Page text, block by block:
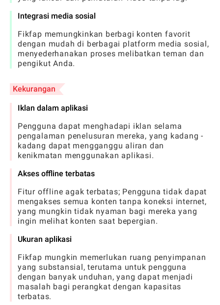
Integrasi media sosial
Fikfap memungkinkan berbagi konten favorit
dengan mudah di berbagai platform media sosial,
menyederhanakan proses melibatkan teman dan
pengikut Anda.
Kekurangan
Iklan dalam aplikasi
Pengguna dapat menghadapi iklan selama
pengalaman penelusuran mereka, yang kadang -
kadang dapat mengganggu aliran dan
kenikmatan menggunakan aplikasi.
Akses offline terbatas
Fitur offline agak terbatas; Pengguna tidak dapat
mengakses semua konten tanpa koneksi internet,
yang mungkin tidak nyaman bagi mereka yang
ingin melihat konten saat bepergian.
Ukuran aplikasi
Fikfap mungkin memerlukan ruang penyimpanan
yang substansial, terutama untuk pengguna
dengan banyak unduhan, yang dapat menjadi
masalah bagi perangkat dengan kapasitas
terbatas.